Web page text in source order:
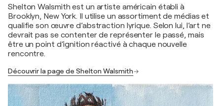
Shelton Walsmith est un artiste américain établi à
Brooklyn, New York. Il utilise un assortiment de médias et
qualifie son œuvre d’abstraction lyrique. Selon lui, l’art ne
devrait pas se contenter de représenter le passé, mais
être un point d’ignition réactivé à chaque nouvelle
rencontre.
Découvrir la page de Shelton Walsmith